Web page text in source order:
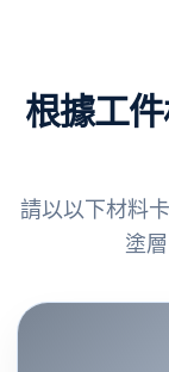
根據工
請以以下材料
塗